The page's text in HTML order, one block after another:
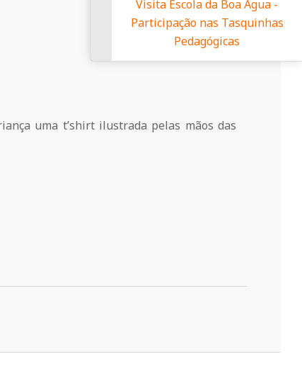
uma t’shirt ilustrada pelas mãos das
Visita Escola
Participação